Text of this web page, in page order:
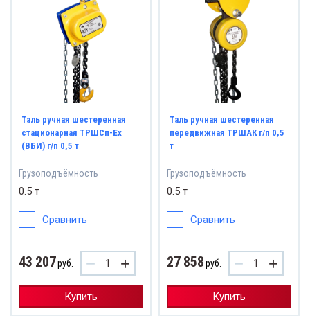
Таль ручная шестеренная
стационарная ТРШСп-Ех
(ВБИ) г/п 0,5 т
Грузоподъёмность
0.5 т
Сравнить
43 207руб. − +
Купить
Таль ручная шестеренная
передвижная ТРШАК г/п 0,5
т
Грузоподъёмность
0.5 т
Сравнить
27 858руб. − +
Купить